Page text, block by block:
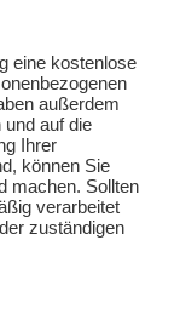
eine kostenlose
außerdem
auf die
Ihrer
können Sie
machen. Sollten
verarbeitet
zuständigen